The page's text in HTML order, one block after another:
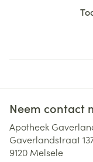
Neem contact
Apotheek
Gaverlandstraat
9120 Melsele